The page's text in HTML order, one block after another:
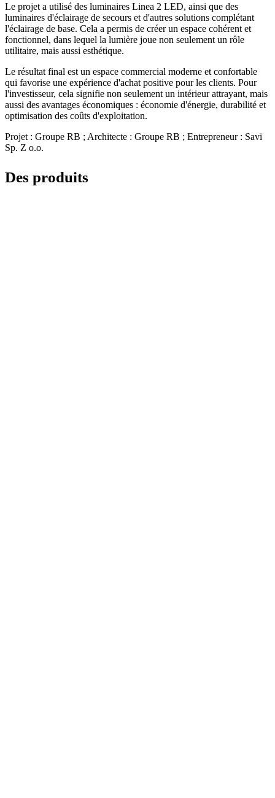
Le projet a utilisé des luminaires Linea 2 LED, ainsi que des
luminaires d'éclairage de secours et d'autres solutions complétant
l'éclairage de base. Cela a permis de créer un espace cohérent et
fonctionnel, dans lequel la lumière joue non seulement un rôle
utilitaire, mais aussi esthétique.
Le résultat final est un espace commercial moderne et confortable
qui favorise une expérience d'achat positive pour les clients. Pour
l'investisseur, cela signifie non seulement un intérieur attrayant, mais
aussi des avantages économiques : économie d'énergie, durabilité et
optimisation des coûts d'exploitation.
Projet : Groupe RB ; Architecte : Groupe RB ; Entrepreneur : Savi
Sp. Z o.o.
Des produits